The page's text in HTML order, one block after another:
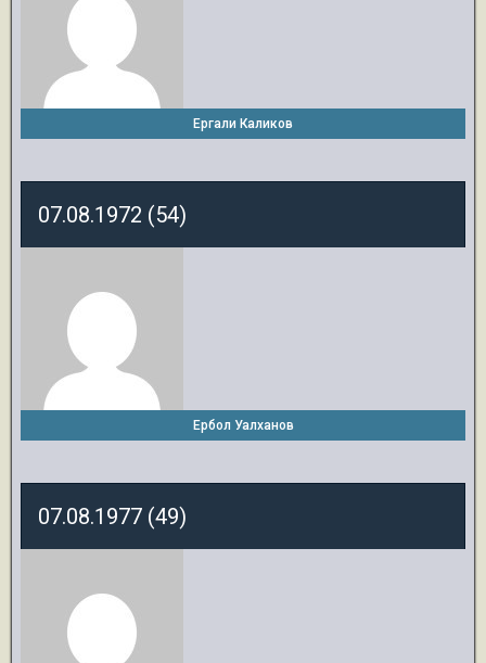
Ергали Каликов
07.08.1972 (54)
Ербол Уалханов
07.08.1977 (49)